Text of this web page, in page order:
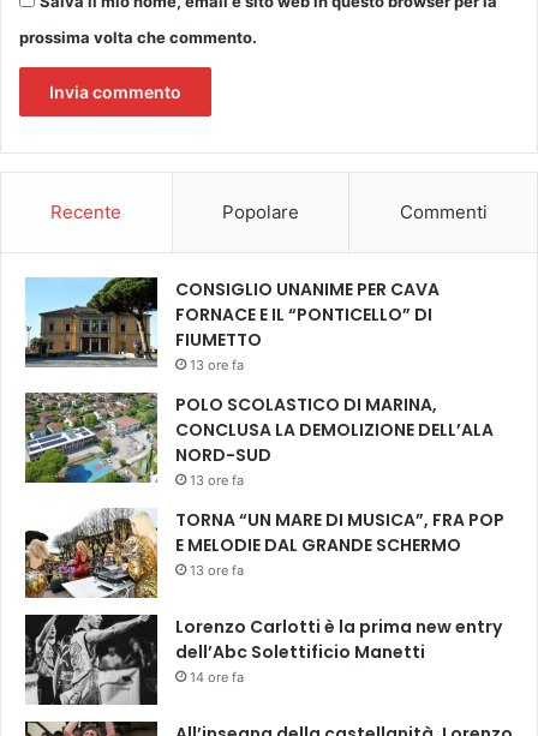
u
r
m
o
l
R
e
o
n
e
prossima volta che commento.
Recente Popolare Commenti
CONSIGLIO UNANIME PER CAVA
FORNACE E IL “PONTICELLO” DI
FIUMETTO
13 ore fa
POLO SCOLASTICO DI MARINA,
CONCLUSA LA DEMOLIZIONE DELL’ALA
NORD-SUD
13 ore fa
TORNA “UN MARE DI MUSICA”, FRA POP
E MELODIE DAL GRANDE SCHERMO
13 ore fa
Lorenzo Carlotti è la prima new entry
dell’Abc Solettificio Manetti
14 ore fa